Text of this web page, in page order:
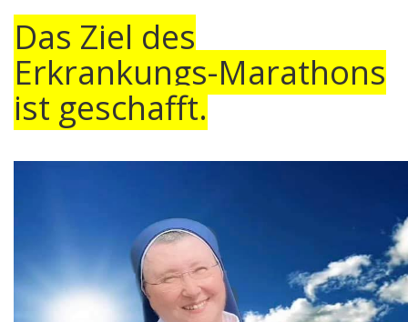
Das Ziel des
Erkrankungs-Marathons
ist geschafft.